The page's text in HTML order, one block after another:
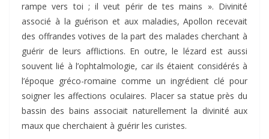
rampe vers toi ; il veut périr de tes mains ». Divinité
associé à la guérison et aux maladies, Apollon recevait
des offrandes votives de la part des malades cherchant à
guérir de leurs afflictions. En outre, le lézard est aussi
souvent lié à l’ophtalmologie, car ils étaient considérés à
l’époque gréco-romaine comme un ingrédient clé pour
soigner les affections oculaires. Placer sa statue près du
bassin des bains associait naturellement la divinité aux
maux que cherchaient à guérir les curistes.